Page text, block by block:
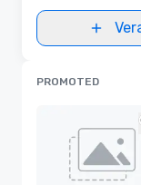
PROMOTED